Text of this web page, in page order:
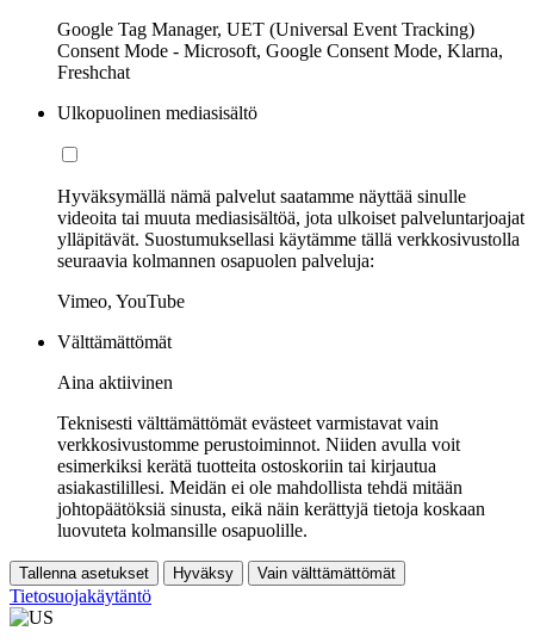
Google Tag Manager, UET (Universal Event Tracking)
Consent Mode - Microsoft, Google Consent Mode, Klarna,
Freshchat
Ulkopuolinen mediasisältö
Hyväksymällä nämä palvelut saatamme näyttää sinulle
videoita tai muuta mediasisältöä, jota ulkoiset palveluntarjoajat
ylläpitävät. Suostumuksellasi käytämme tällä verkkosivustolla
seuraavia kolmannen osapuolen palveluja:
Vimeo, YouTube
Välttämättömät
Aina aktiivinen
Teknisesti välttämättömät evästeet varmistavat vain
verkkosivustomme perustoiminnot. Niiden avulla voit
esimerkiksi kerätä tuotteita ostoskoriin tai kirjautua
asiakastilillesi. Meidän ei ole mahdollista tehdä mitään
johtopäätöksiä sinusta, eikä näin kerättyjä tietoja koskaan
luovuteta kolmansille osapuolille.
Tallenna asetukset Hyväksy Vain välttämättömät
Tietosuojakäytäntö